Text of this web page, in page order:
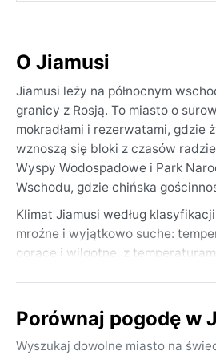
O Jiamusi
Jiamusi leży na północnym
granicy z Rosją. To miasto o
mokradłami i rezerwatami, gdzie
wznoszą się bloki z czasów
Wyspy Wodospadowe i Park
Wschodu, gdzie chińska
Klimat Jiamusi według
mroźne i wyjątkowo suche:
gorące i wilgotne, z
Najlepszy czas na wizytę
niewielkie. Zimą Jiamusi
Porównaj pogodę w
Wyszukaj dowolne miasto na